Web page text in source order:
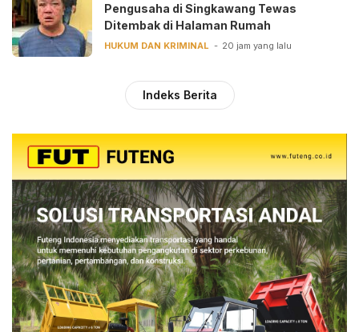
Pengusaha di Singkawang Tewas
Ditembak di Halaman Rumah
HUKUM DAN KRIMINAL 20 jam yang lalu
Indeks Berita